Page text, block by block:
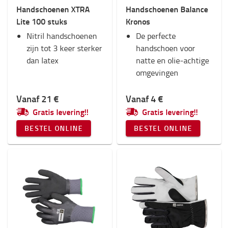
Handschoenen XTRA
Lite 100 stuks
Nitril handschoenen
zijn tot 3 keer sterker
dan latex
Vanaf 21 €
Gratis levering!!
BESTEL ONLINE
Handschoenen Balance
Kronos
De perfecte
handschoen voor
natte en olie-achtige
omgevingen
Vanaf 4 €
Gratis levering!!
BESTEL ONLINE